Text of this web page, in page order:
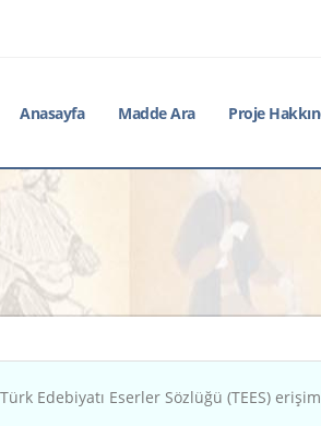
Anasayfa Madde Ara Proje
Edebiyatı Eserler Sözlüğü (TEES)